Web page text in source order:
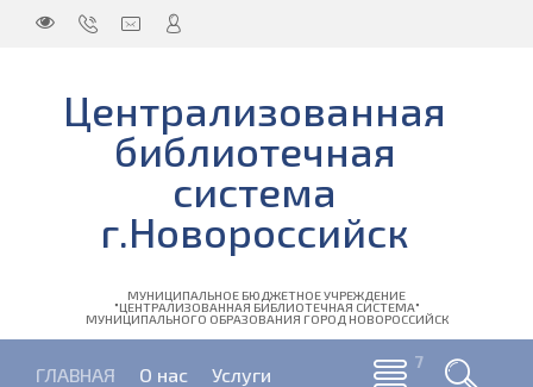
Централизованная
библиотечная
система
г.Новороссийск
МУНИЦИПАЛЬНОЕ БЮДЖЕТНОЕ УЧРЕЖДЕНИЕ
"ЦЕНТРАЛИЗОВАННАЯ БИБЛИОТЕЧНАЯ СИСТЕМА"
МУНИЦИПАЛЬНОГО ОБРАЗОВАНИЯ ГОРОД НОВОРОССИЙСК
ГЛАВНАЯ О нас Услуги